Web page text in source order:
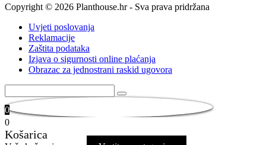
Copyright © 2026 Planthouse.hr - Sva prava pridržana
Uvjeti poslovanja
Reklamacije
Zaštita podataka
Izjava o sigurnosti online plaćanja
Obrazac za jednostrani raskid ugovora
0
0
Košarica